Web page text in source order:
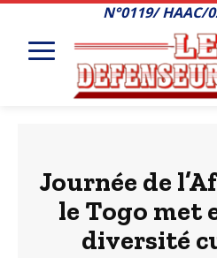
N°0119/ HAAC/
Journée de
le Togo met
diversité